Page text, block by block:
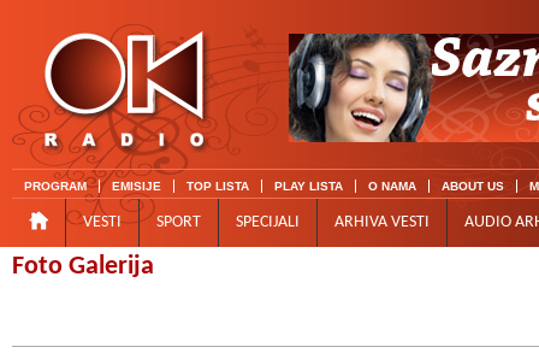
PROGRAM EMISIJE TOP LISTA PLAY LISTA O NAMA ABOUT US
VESTI SPORT SPECIJALI ARHIVA VESTI AUDIO
Foto Galerija